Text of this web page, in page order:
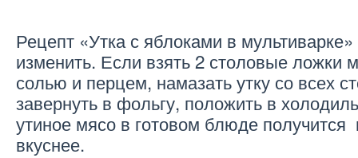
Рецепт «Утка с яблоками в
изменить. Если взять 2 столовые ложки
солью и перцем, намазать утку со всех
завернуть в фольгу, положить в
утиное мясо в готовом блюде получится
вкуснее.